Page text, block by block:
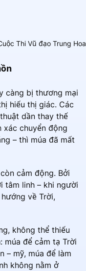
Thi Vũ đạo Trung
càng bị thương mại
hiếu thị giác. Các
dần thay thế
xác chuyển động
– thì múa đã mất
cảm động. Bởi
tâm linh – khi người
về Trời,
không thể thiếu
múa để cảm tạ Trời
– mỹ, múa để làm
không nằm ở